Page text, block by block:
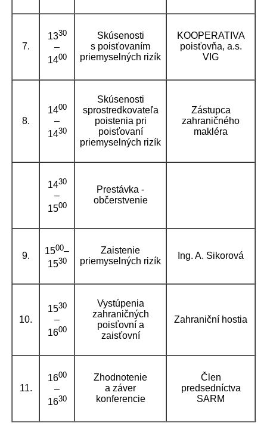
7.
1330
–
1400
Skúsenosti
s poisťovaním
priemyselných rizík
KOOPERATIVA
poisťovňa, a.s.
VIG
8.
1400
–
1430
Skúsenosti
sprostredkovateľa
poistenia pri
poisťovaní
priemyselných rizík
Zástupca
zahraničného
makléra
1430
–
1500
Prestávka -
občerstvenie
9.
1500–
1530
Zaistenie
priemyselných rizík
Ing. A. Sikorová
10.
1530
–
1600
Vystúpenia
zahraničných
poisťovní a
zaisťovní
Zahraniční hostia
11.
1600
–
1630
Zhodnotenie
a záver
konferencie
Člen
predsedníctva
SARM